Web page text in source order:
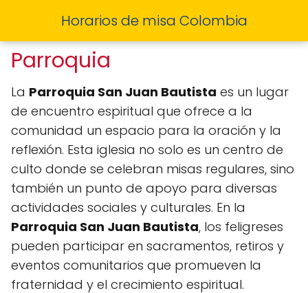
Horarios de misa Colombia
Parroquia
La Parroquia San Juan Bautista es un lugar
de encuentro espiritual que ofrece a la
comunidad un espacio para la oración y la
reflexión. Esta iglesia no solo es un centro de
culto donde se celebran misas regulares, sino
también un punto de apoyo para diversas
actividades sociales y culturales. En la
Parroquia San Juan Bautista, los feligreses
pueden participar en sacramentos, retiros y
eventos comunitarios que promueven la
fraternidad y el crecimiento espiritual.